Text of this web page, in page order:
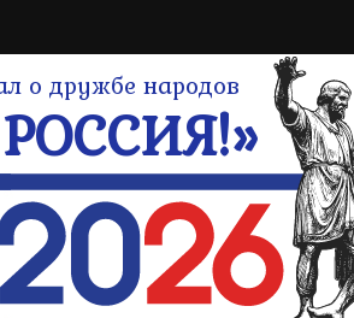
о дружбе народов